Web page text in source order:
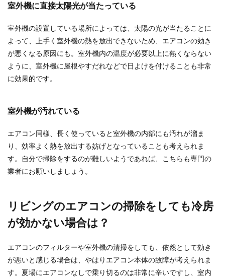
本棚をきれいに見せる収納アイデアを
リビングに本棚があると、なんでも入れて収納し
てしまうのでぐちゃぐちゃになってしまっていま
せんか。 ...
神聖な神棚の掃除はしていますか？ どのくらいの
頻度で掃除はするものなのでしょうか？ できれ
ば...
アメリカではトイレの紙を流してもい
い？アメリカのトイレ事情
ない？国によって違うトイレ事情ですが、日本の
室外機に直接太陽光が当たっている
室外機の設置している場所によっては、太陽の光が当たることに
よって、上手く室外機の熱を放出できないため、エアコンの効き
が悪くなる原因にも。室外機内の温度が必要以上に熱くならない
ように、室外機に屋根やすだれなどで日よけを付けることも非常
に効果的です。
室外機が汚れている
エアコン同様、長く使っていると室外機の内部にも汚れが溜ま
り、効率よく熱を放出する妨げとなっていることも考えられま
す。自分で掃除をするのが難しいようであれば、こちらも専門の
業者にお願いしましょう。
リビングのエアコンの掃除をしても冷房
が効かない場合は？
エアコンのフィルターや室外機の清掃をしても、依然として効き
が悪いと感じる場合は、やはりエアコン本体の故障が考えられま
す。夏場にエアコンなしで乗り切るのは非常に辛いですし、室内